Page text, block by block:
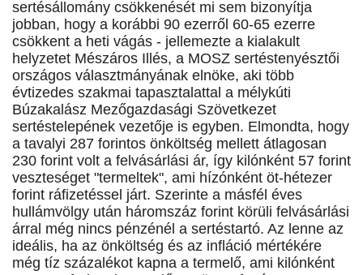
sertésállomány csökkenését mi sem bizonyítja
jobban, hogy a korábbi 90 ezerről 60-65 ezerre
csökkent a heti vágás - jellemezte a kialakult
helyzetet Mészáros Illés, a MOSZ sertéstenyésztői
országos választmányának elnöke, aki több
évtizedes szakmai tapasztalattal a mélykúti
Búzakalász Mezőgazdasági Szövetkezet
sertéstelepének vezetője is egyben. Elmondta, hogy
a tavalyi 287 forintos önköltség mellett átlagosan
230 forint volt a felvásárlási ár, így kilónként 57 forint
veszteséget "termeltek", ami hízónként öt-hétezer
forint ráfizetéssel járt. Szerinte a másfél éves
hullámvölgy után háromszáz forint körüli felvásárlási
árral még nincs pénzénél a sertéstartó. Az lenne az
ideális, ha az önköltség és az infláció mértékére
még tíz százalékot kapna a termelő, ami kilónként